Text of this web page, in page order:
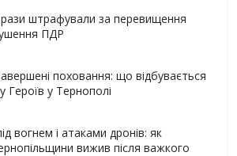
штрафували за перевищення
ПДР
поховання: що відбувається
Героїв у Тернополі
вогнем і атаками дронів: як
вижив після важкого